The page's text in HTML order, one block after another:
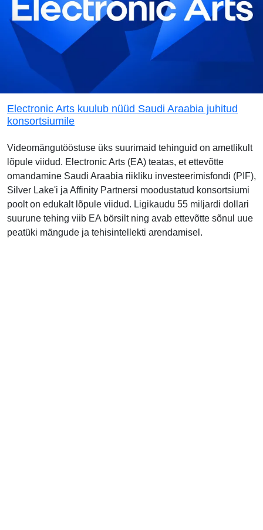
Electronic Arts kuulub nüüd Saudi Araabia juhitud
konsortsiumile
Videomängutööstuse üks suurimaid tehinguid on ametlikult
lõpule viidud. Electronic Arts (EA) teatas, et ettevõtte
omandamine Saudi Araabia riikliku investeerimisfondi (PIF),
Silver Lake'i ja Affinity Partnersi moodustatud konsortsiumi
poolt on edukalt lõpule viidud. Ligikaudu 55 miljardi dollari
suurune tehing viib EA börsilt ning avab ettevõtte sõnul uue
peatüki mängude ja tehisintellekti arendamisel.